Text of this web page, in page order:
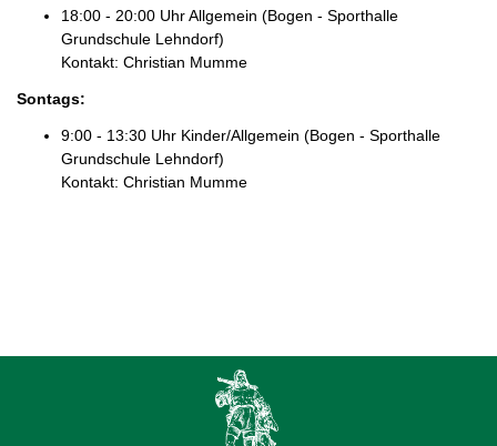
18:00 - 20:00 Uhr Allgemein (Bogen - Sporthalle
Grundschule Lehndorf)
Kontakt: Christian Mumme
Sontags:
9:00 - 13:30 Uhr Kinder/Allgemein (Bogen - Sporthalle
Grundschule Lehndorf)
Kontakt: Christian Mumme